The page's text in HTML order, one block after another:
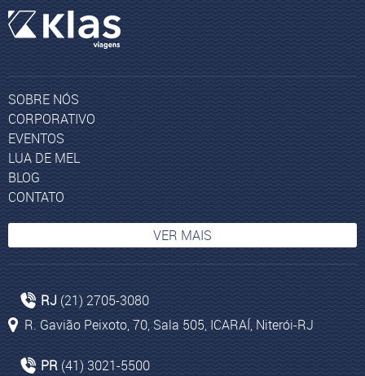
SOBRE NÓS
CORPORATIVO
EVENTOS
LUA DE MEL
BLOG
CONTATO
VER MAIS
Pacotes aéreos para Cape Town
Pacote de viagens Marrocos
RJ (21) 2705-3080
R. Gavião Peixoto, 70, Sala 505, ICARAÍ, Niterói-RJ
PR (41) 3021-5500